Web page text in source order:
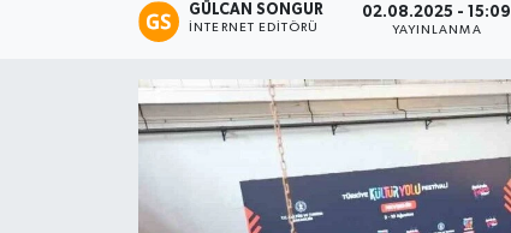
GÜLCAN SONGUR
İNTERNET EDITÖRÜ
02.08.2025 - 15:09
YAYINLANMA
Teknoloji